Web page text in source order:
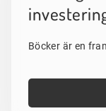
Böcker är en